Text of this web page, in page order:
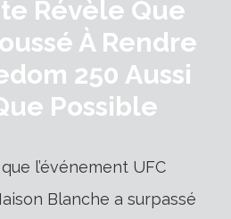
Révèle Que
À Rendre
250 Aussi
Possible
l’événement UFC
Blanche a surpassé